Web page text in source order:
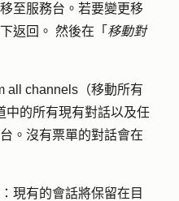
至服務台。若要變更移
返回。 然後在「 移動對
all channels（移動所有
中的所有現有對話以及任
。沒有票單的對話會在
現有的會話將保留在目